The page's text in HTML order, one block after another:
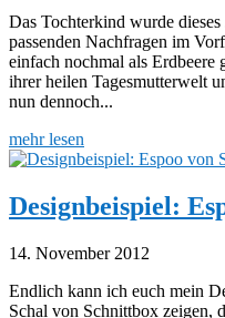
Das Tochterkind wurde
passenden Nachfragen im
einfach nochmal als Erdbeere
ihrer heilen Tagesmutterwelt
nun dennoch...
mehr lesen
Designbeispiel:
14. November 2012
Endlich kann ich euch mein
Schal von Schnittbox zeigen,